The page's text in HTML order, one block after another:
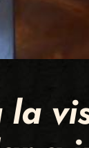
la